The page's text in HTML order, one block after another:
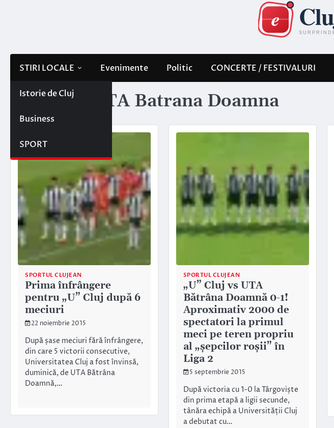
STIRI LOCALE
Istorie de Cluj
Business
SPORT
Evenimente Politic CONCERTE / FESTIVALURI
Etichetă: UTA Batrana Doamna
SPORTUL CLUJEAN
Prima înfrângere
pentru „U” Cluj după 6
meciuri
22 noiembrie 2015
După șase meciuri fără înfrângere,
din care 5 victorii consecutive,
Universitatea Cluj a fost învinsă,
duminică, de UTA Bătrâna
Doamnă,…
SPORTUL CLUJEAN
„U” Cluj vs UTA
Bătrâna Doamnă 0-1!
Aproximativ 2000 de
spectatori la primul
meci pe teren propriu
al „șepcilor roșii” în
Liga 2
5 septembrie 2015
După victoria cu 1-0 la Târgoviște
din prima etapă a ligii secunde,
tânăra echipă a Universității Cluj
a debutat cu…